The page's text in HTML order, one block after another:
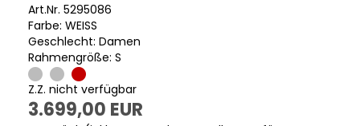
Art.Nr. 5295086
Farbe: WEISS
Geschlecht: Damen
Rahmengröße: S
Z.Z. nicht verfügbar
3.699,00 EUR